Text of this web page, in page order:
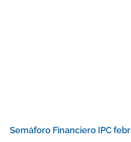
Semáforo Financiero IPC